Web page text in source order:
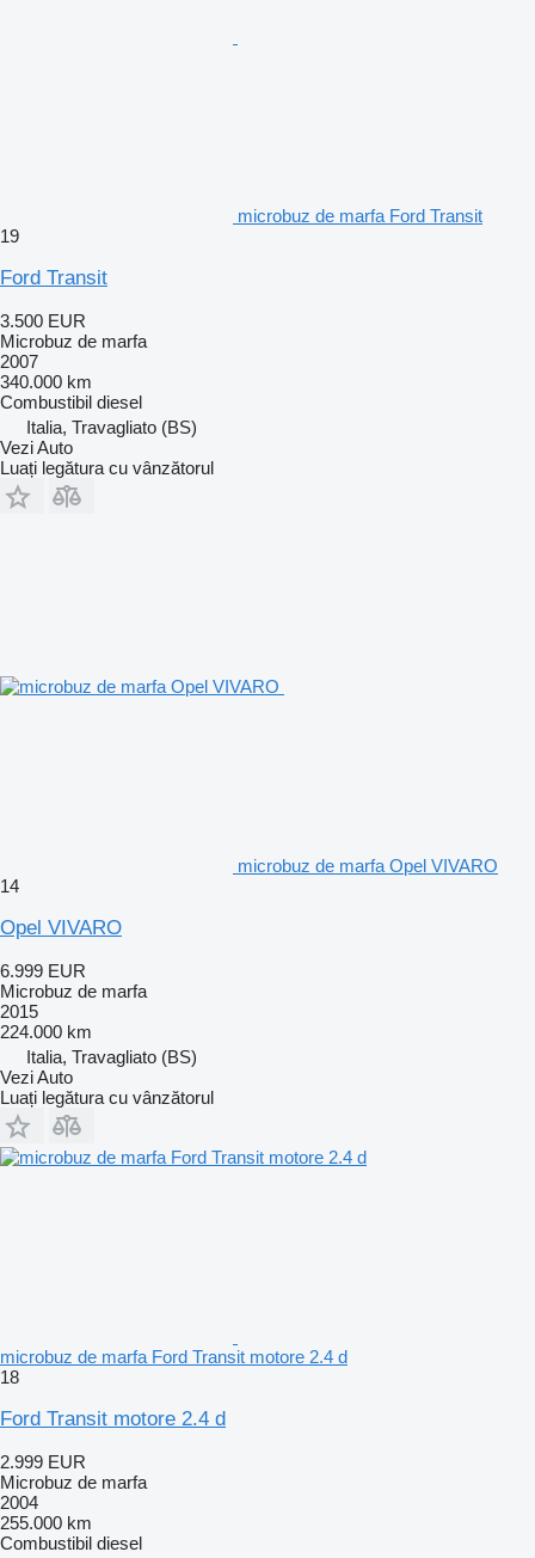
microbuz de marfa Ford Transit
19
Ford Transit
3.500 EUR
Microbuz de marfa
2007
340.000 km
Combustibil diesel
Italia, Travagliato (BS)
Vezi Auto
Luați legătura cu vânzătorul
microbuz de marfa Opel VIVARO
14
Opel VIVARO
6.999 EUR
Microbuz de marfa
2015
224.000 km
Italia, Travagliato (BS)
Vezi Auto
Luați legătura cu vânzătorul
microbuz de marfa Ford Transit motore 2.4 d
18
Ford Transit motore 2.4 d
2.999 EUR
Microbuz de marfa
2004
255.000 km
Combustibil diesel